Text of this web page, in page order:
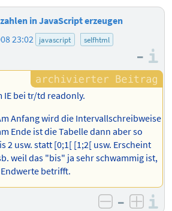
in JavaScript erzeugen
23:02 javascript selfhtml
–
IE bei tr/td readonly.
Anfang wird die Intervallschreibweise
Ende ist die Tabelle dann aber so
2 usw. statt [0;1[ [1;2[ usw. Erscheint
weil das "bis" ja sehr schwammig ist,
betrifft.
–